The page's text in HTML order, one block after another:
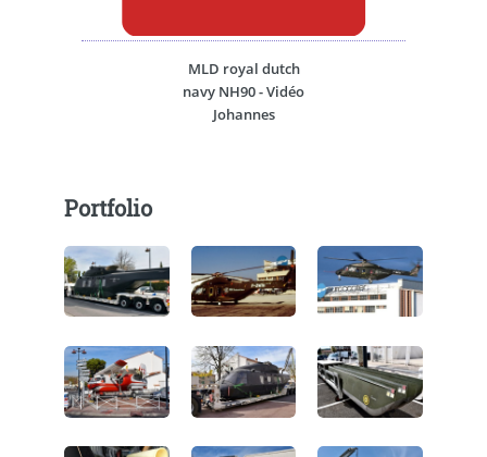
MLD royal dutch
navy NH90 - Vidéo
Johannes
Portfolio